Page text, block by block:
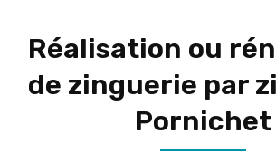
Réalisation ou
de zinguerie par
Pornichet